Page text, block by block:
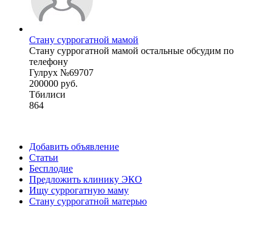
Стану суррогатной мамой
Стану суррогатной мамой остальные обсудим по
телефону
Гулрух №69707
200000 руб.
Тбилиси
864
Добавить объявление
Статьи
Бесплодие
Предложить клинику ЭКО
Ищу суррогатную маму
Стану суррогатной матерью